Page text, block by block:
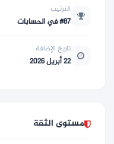
الترتيب
#87 في الحسابات
تاريخ الإضافة
22 أبريل 2026
مستوى الثقة